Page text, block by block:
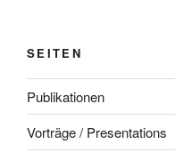
SEITEN
Publikationen
Vorträge / Presentations